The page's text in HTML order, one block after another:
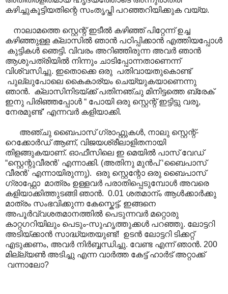
കഴിച്ചുകൂട്ടിയതിന്റെ സംതൃപ്തി പറഞ്ഞറിയിക്കുക വയ്യ.
നാലാമത്തെ സ്റ്റെന്റ് ഇടീൽ കഴിഞ്ഞ് പിറ്റേന്ന് ഉച്ച
കഴിഞ്ഞുള്ള ക്ലാസിൽ ഞാൻ പഠിപ്പിക്കാൻ എത്തിയപ്പോൾ
കുട്ടികൾ ഞെട്ടി. വിവരം അറിഞ്ഞിരുന്ന അവർ ഞാൻ
ആശുപത്രിയിൽ നിന്നും ചാടിപ്പോന്നതാണെന്ന്
വിശ്വസിച്ചു. ഇതൊക്കെ ഒരു പതിവായതുകൊണ്ട്
പുല്ലുപോലെ കൈകാര്യം ചെയ്യുകയാണെന്നു
ഞാൻ. ക്ലാസിനിടയ്ക്ക് പതിനഞ്ചു മിനിട്ടത്തെ ബ്രേക്
ഇനു പിരിഞ്ഞപ്പോൾ “ പോയി ഒരു സ്റ്റെന്റ് ഇട്ടിട്ടു വരൂ,
നേരമുണ്ട്’ എന്നവർ കളിയാക്കി.
അഞ്ചു ബൈപാസ് ഗ്രാഫ്റ്റുകൾ, നാലു സ്റ്റെന്റ്-
റെക്കോർഡ് ആണ്, വിജയശ്രീലാളിതനായി
തിളങ്ങുകയാണ്. ഓഫീസിലെ ഇ മെയിൽ പാസ് വേഡ്
“സ്റ്റെന്റുവീരൻ’ എന്നാക്കി. (അതിനു മുൻപ് ‘ബൈപാസ്
വീരൻ’ എന്നായിരുന്നു). ഒരു സ്റ്റെന്റോ ഒരു ബൈപാസ്
ഗ്രാഫ്റ്റോ മാത്രം ഉള്ളവർ പരാതിപ്പെടുമ്പോൾ അവരെ
കളിയാക്കിത്തുടങ്ങി ഞാൻ. 0.01 ശതമാന്ം ആൾക്കാർക്കു
മാത്രം സംഭവിക്കുന്ന കേസ്കെട്ട്. ഇങ്ങനെ
അപൂർവ്വശതമാനത്തിൽ പെടുന്നവർ മറ്റൊരു
കാറ്റഗറിയിലും പെടും-സുഹൃത്തുക്കൾ പറഞ്ഞു. ലോട്ടറി
അടിയ്ക്കാൻ സാദ്ധ്യതയുണ്ട്! ഉടൻ ലോട്ടറി ടിക്കറ്റ്
എടുക്കണം, അവർ നിർബ്ബന്ധിച്ചു. വേണ്ട എന്ന് ഞാൻ. 200
മില്ല്യൺ അടിച്ചു എന്ന വാർത്ത കേട്ട് ഹാർട് അറ്റാക്ക്
വന്നാലോ?